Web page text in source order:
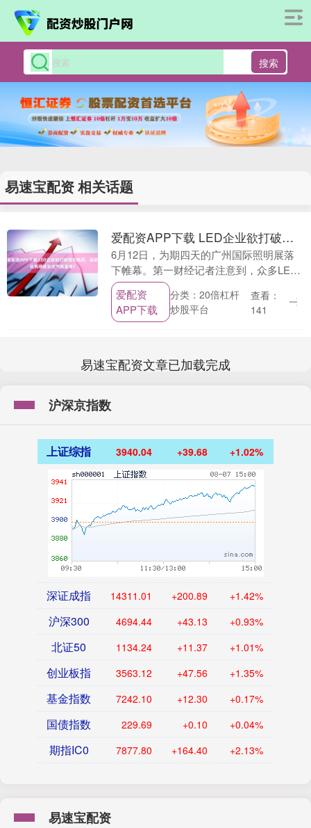
搜索
易速宝配资 相关话题
爱配资APP下载 LED企业欲打破增长瓶颈，适老化照明能否成为新蓝海？
6月12日，为期四天的广州国际照明展落
下帷幕。第一财经记者注意到，众多LED
照明企业都在寻找打破业绩增长瓶颈的方
式，适老化照明是它们竞相探索的新兴市
场。不过，在....
爱配资
APP下载
分类：20倍杠杆
炒股平台
查看：
141
易速宝配资文章已加载完成
沪深京指数
上证综指 3940.04 +39.68 +1.02%
深证成指 14311.01 +200.89 +1.42%
沪深300 4694.44 +43.13 +0.93%
北证50 1134.24 +11.37 +1.01%
创业板指 3563.12 +47.56 +1.35%
基金指数 7242.10 +12.30 +0.17%
国债指数 229.69 +0.10 +0.04%
期指IC0 7877.80 +164.40 +2.13%
易速宝配资